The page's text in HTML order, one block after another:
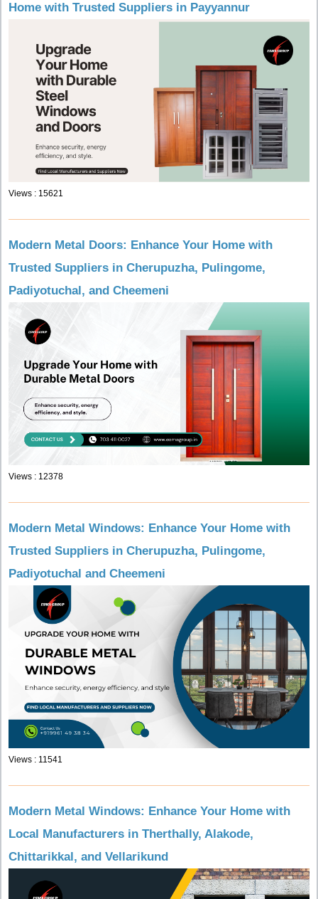
Home with Trusted Suppliers in Payyannur
Views : 15621
Modern Metal Doors: Enhance Your Home with
Trusted Suppliers in Cherupuzha, Pulingome,
Padiyotuchal, and Cheemeni
Views : 12378
Modern Metal Windows: Enhance Your Home with
Trusted Suppliers in Cherupuzha, Pulingome,
Padiyotuchal and Cheemeni
Views : 11541
Modern Metal Windows: Enhance Your Home with
Local Manufacturers in Therthally, Alakode,
Chittarikkal, and Vellarikund